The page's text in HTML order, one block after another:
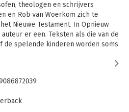
theologen en schrijvers
en Rob van Woerkom zich te
Nieuwe Testament. In Opnieuw
er een. Teksten als die van de
de spelende kinderen worden soms
Tongeren en Van Woerkom tonen in
invloed op onze cultuur.